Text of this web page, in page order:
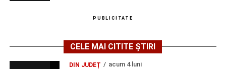
PUBLICITATE
CELE MAI CITITE ȘTIRI
DIN JUDEȚ acum 4 luni